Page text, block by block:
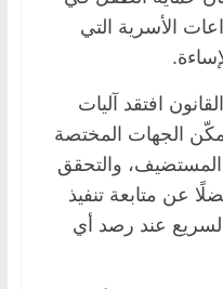
الأسرية التي
افتقد آليات
تُمكّن الجهات المختصة
والتحقق
عن متابعة تنفيذ
عند رصد أي